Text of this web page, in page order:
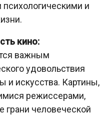
и
кино:
важным
удовольствия
и искусства. Картины,
режиссерами,
человеческой